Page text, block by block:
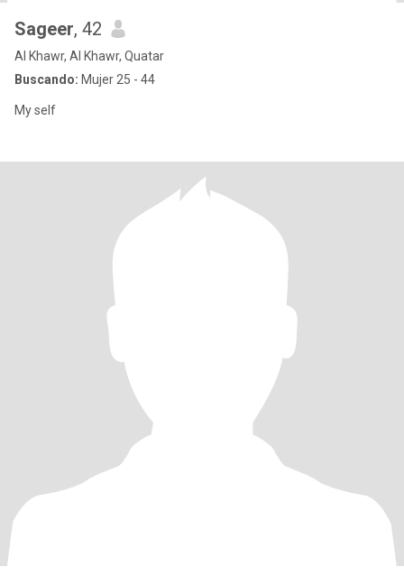
Sageer, 42
Al Khawr, Al Khawr, Quatar
Buscando: Mujer 25 - 44
My self